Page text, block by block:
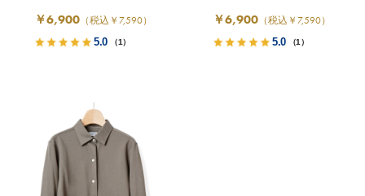
￥6,900 （税込￥7,590）
5.0 （1）
￥6,900 （税込￥7,590）
5.0 （1）